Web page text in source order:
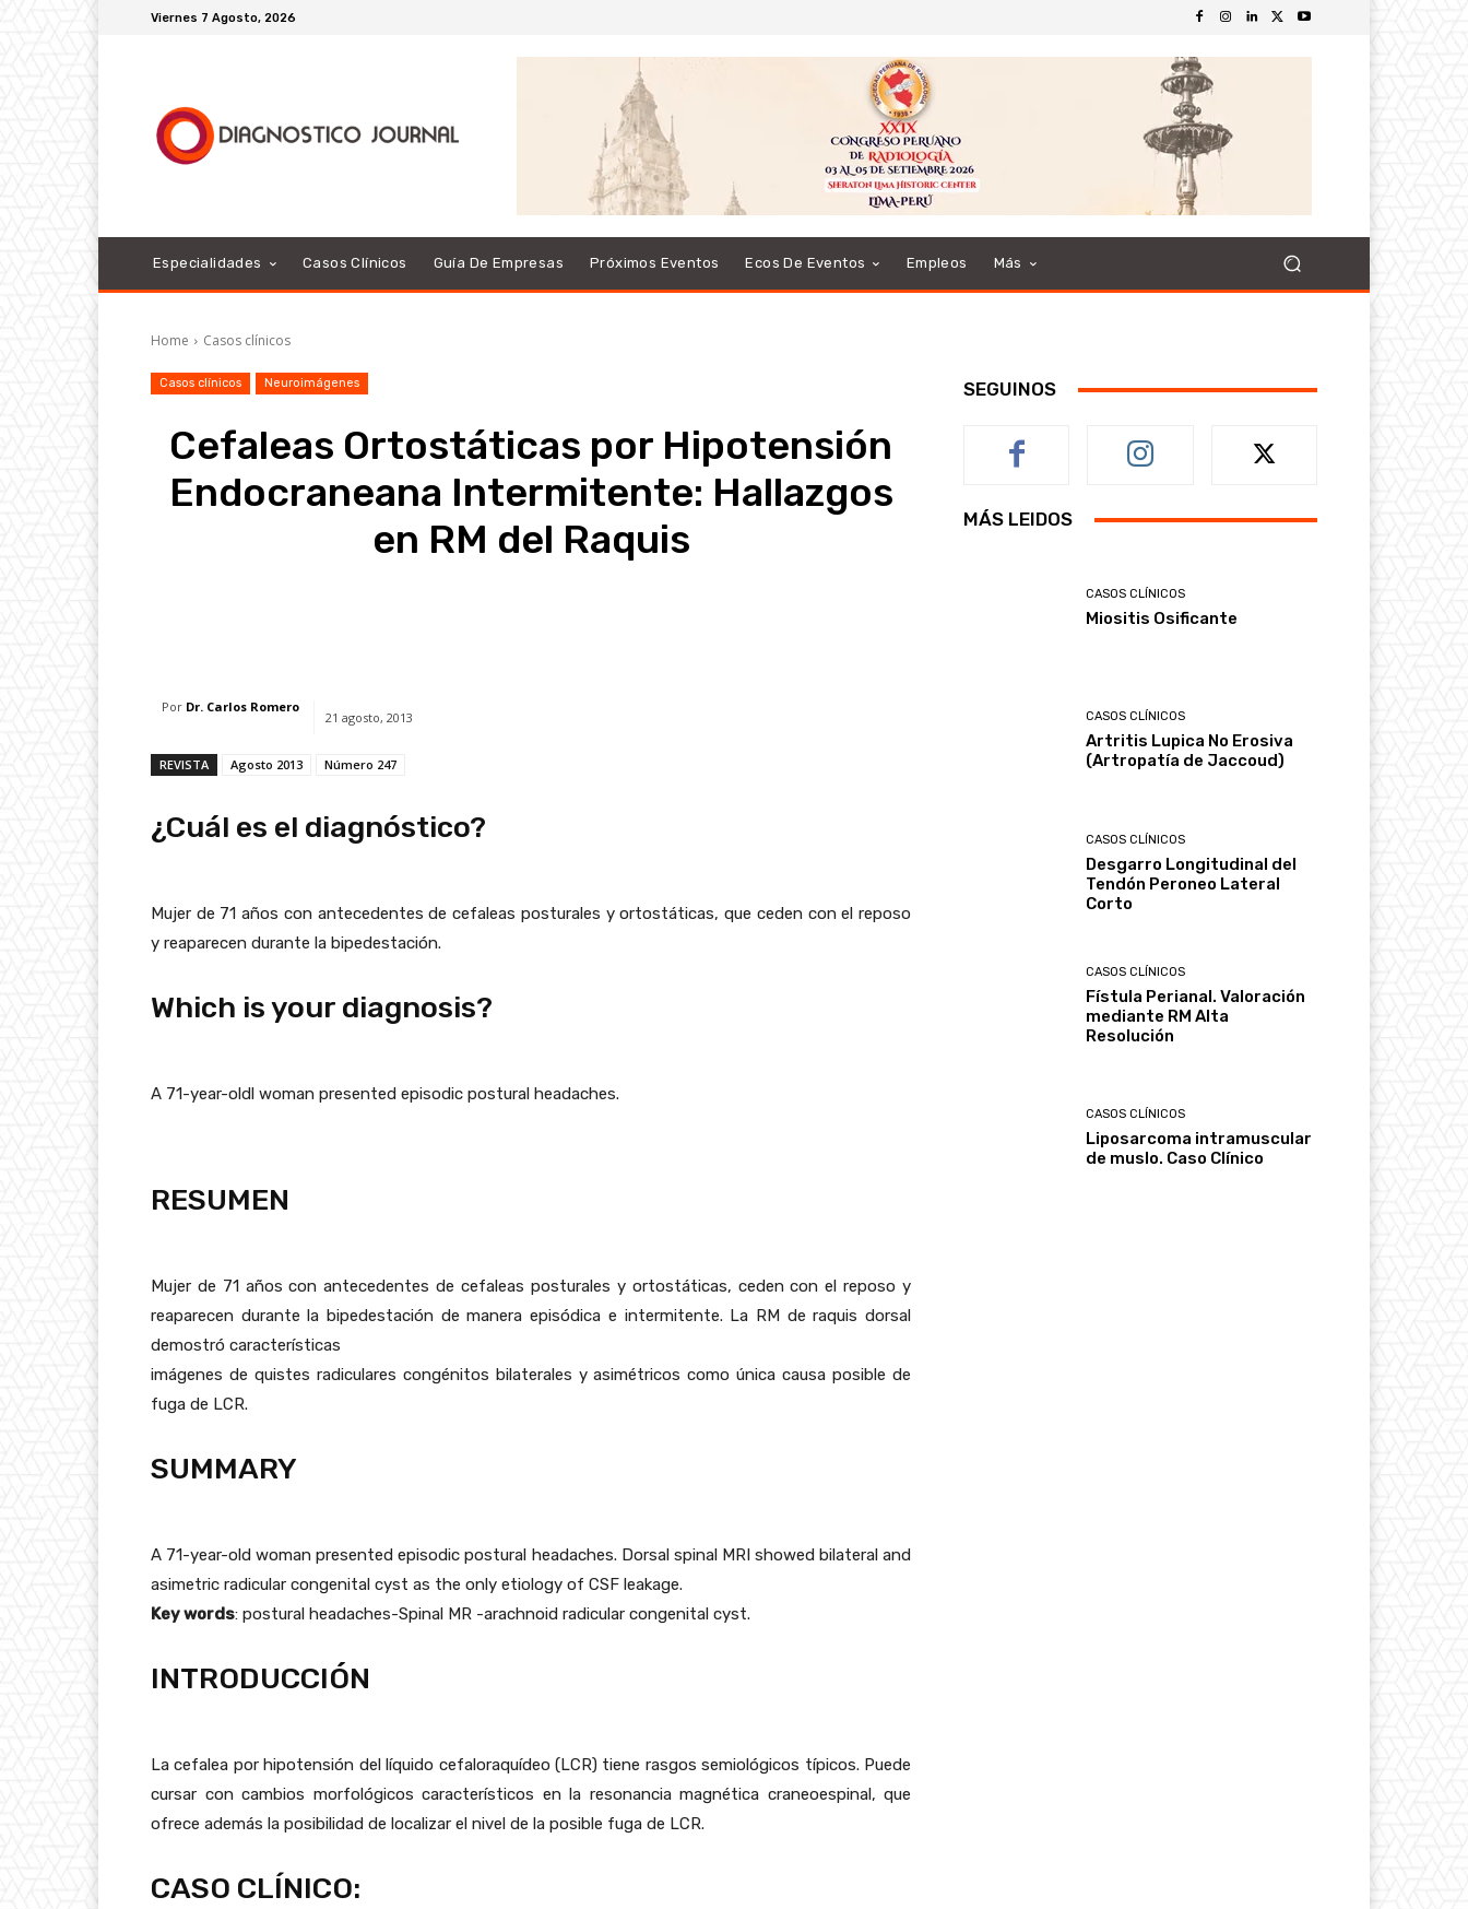
Viernes 7 Agosto, 2026
Especialidades Casos Clínicos Guía De Empresas Próximos Eventos Ecos De Eventos Empleos Más
Home Casos clínicos
Casos clínicos Neuroimágenes
Cefaleas Ortostáticas por Hipotensión
Endocraneana Intermitente: Hallazgos
en RM del Raquis
Por Dr. Carlos Romero
21 agosto, 2013
REVISTA Agosto 2013 Número 247
¿Cuál es el diagnóstico?
Mujer de 71 años con antecedentes de cefaleas posturales y ortostáticas, que ceden con el reposo
y reaparecen durante la bipedestación.
Which is your diagnosis?
A 71-year-oldl woman presented episodic postural headaches.
RESUMEN
Mujer de 71 años con antecedentes de cefaleas posturales y ortostáticas, ceden con el reposo y
reaparecen durante la bipedestación de manera episódica e intermitente. La RM de raquis dorsal
demostró características
imágenes de quistes radiculares congénitos bilaterales y asimétricos como única causa posible de
fuga de LCR.
SUMMARY
A 71-year-old woman presented episodic postural headaches. Dorsal spinal MRI showed bilateral and
asimetric radicular congenital cyst as the only etiology of CSF leakage.
Key words: postural headaches-Spinal MR -arachnoid radicular congenital cyst.
INTRODUCCIÓN
La cefalea por hipotensión del líquido cefaloraquídeo (LCR) tiene rasgos semiológicos típicos. Puede
cursar con cambios morfológicos característicos en la resonancia magnética craneoespinal, que
ofrece además la posibilidad de localizar el nivel de la posible fuga de LCR.
CASO CLÍNICO:
SEGUINOS
MÁS LEIDOS
CASOS CLÍNICOS
Miositis Osificante
CASOS CLÍNICOS
Artritis Lupica No Erosiva
(Artropatía de Jaccoud)
CASOS CLÍNICOS
Desgarro Longitudinal del
Tendón Peroneo Lateral
Corto
CASOS CLÍNICOS
Fístula Perianal. Valoración
mediante RM Alta
Resolución
CASOS CLÍNICOS
Liposarcoma intramuscular
de muslo. Caso Clínico